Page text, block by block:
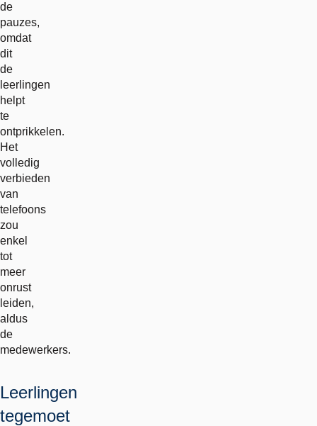
de
pauzes,
omdat
dit
de
leerlingen
helpt
te
ontprikkelen.
Het
volledig
verbieden
van
telefoons
zou
enkel
tot
meer
onrust
leiden,
aldus
de
medewerkers.
Leerlingen
tegemoet